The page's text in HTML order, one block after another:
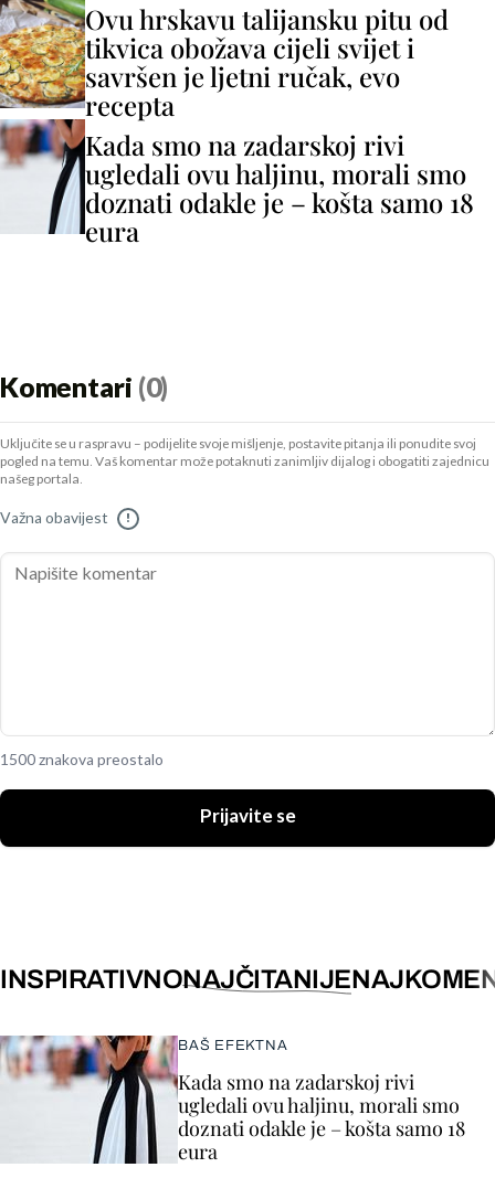
Ovu hrskavu talijansku pitu od
tikvica obožava cijeli svijet i
savršen je ljetni ručak, evo
recepta
Kada smo na zadarskoj rivi
ugledali ovu haljinu, morali smo
doznati odakle je – košta samo 18
eura
Komentari (0)
Uključite se u raspravu – podijelite svoje mišljenje, postavite pitanja ili ponudite svoj
pogled na temu. Vaš komentar može potaknuti zanimljiv dijalog i obogatiti zajednicu
našeg portala.
Važna obavijest !
1500 znakova preostalo
Prijavite se
INSPIRATIVNONAJČITANIJE
BAŠ EFEKTNA
Kada smo na zadarskoj rivi
ugledali ovu haljinu, morali smo
doznati odakle je – košta samo 18
eura